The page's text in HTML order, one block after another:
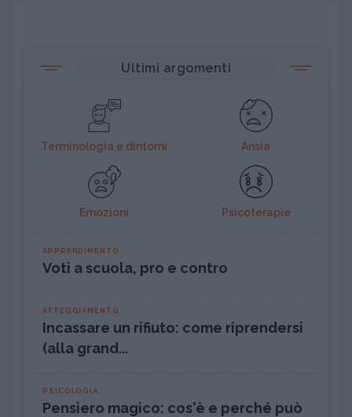
Ultimi argomenti
Terminologia e dintorni Ansia
Emozioni Psicoterapie
APPRENDIMENTO
Voti a scuola, pro e contro
ATTEGGIAMENTO
Incassare un rifiuto: come riprendersi
(alla grand...
PSICOLOGIA
Pensiero magico: cos'è e perché può